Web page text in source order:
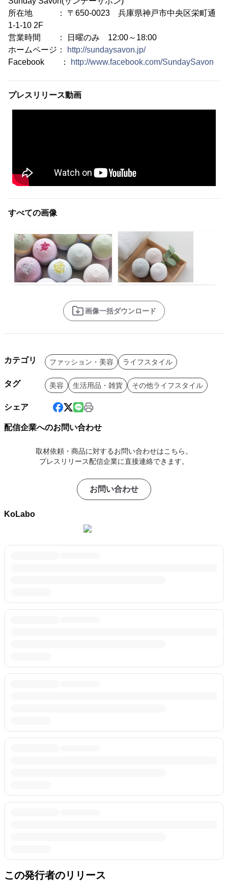
所在地 ： 〒650-0023 兵庫県神戸市中央区栄町通
1-1-10 2F
営業時間 ： 日曜のみ 12:00～18:00
ホームページ：
http://sundaysavon.jp/
Facebook ：
http://www.facebook.com/SundaySavon
プレスリリース動画
すべての画像
画像一括ダウンロード
カテゴリ ファッション・美容 ライフスタイル
タグ 美容 生活用品・雑貨 その他ライフスタイル
シェア
配信企業へのお問い合わせ
取材依頼・商品に対するお問い合わせはこちら。
プレスリリース配信企業に直接連絡できます。
お問い合わせ
KoLabo
この発行者のリリース